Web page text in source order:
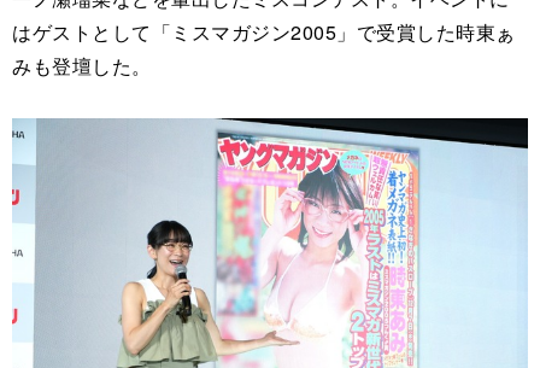
はゲストとして「ミスマガジン2005」で受賞した時東ぁ
みも登壇した。